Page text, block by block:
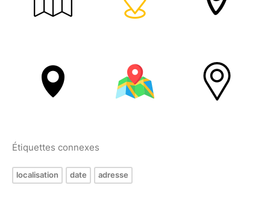
Étiquettes connexes
localisation date adresse